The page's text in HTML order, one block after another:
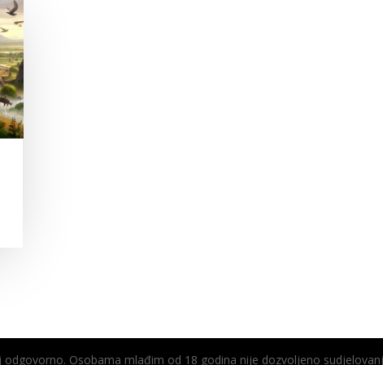
Osobama mlađim od 18 godina nije dozvoljeno